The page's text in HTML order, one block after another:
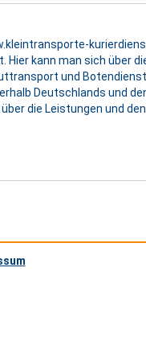
Hier kann man sich über
und
Deutschlands und
die Leistungen und